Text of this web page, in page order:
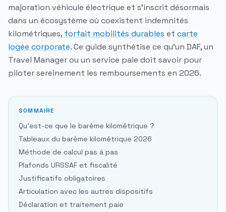
majoration véhicule électrique et s'inscrit désormais
dans un écosystème où coexistent indemnités
kilométriques, forfait mobilités durables et carte
logée corporate. Ce guide synthétise ce qu'un DAF, un
Travel Manager ou un service paie doit savoir pour
piloter sereinement les remboursements en 2026.
SOMMAIRE
Qu'est-ce que le barème kilométrique ?
Tableaux du barème kilométrique 2026
Méthode de calcul pas à pas
Plafonds URSSAF et fiscalité
Justificatifs obligatoires
Articulation avec les autres dispositifs
Déclaration et traitement paie